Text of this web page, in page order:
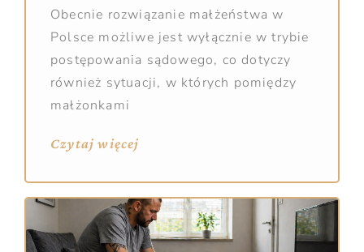
Obecnie rozwiązanie małżeństwa w
Polsce możliwe jest wyłącznie w trybie
postępowania sądowego, co dotyczy
również sytuacji, w których pomiędzy
małżonkami
Czytaj więcej